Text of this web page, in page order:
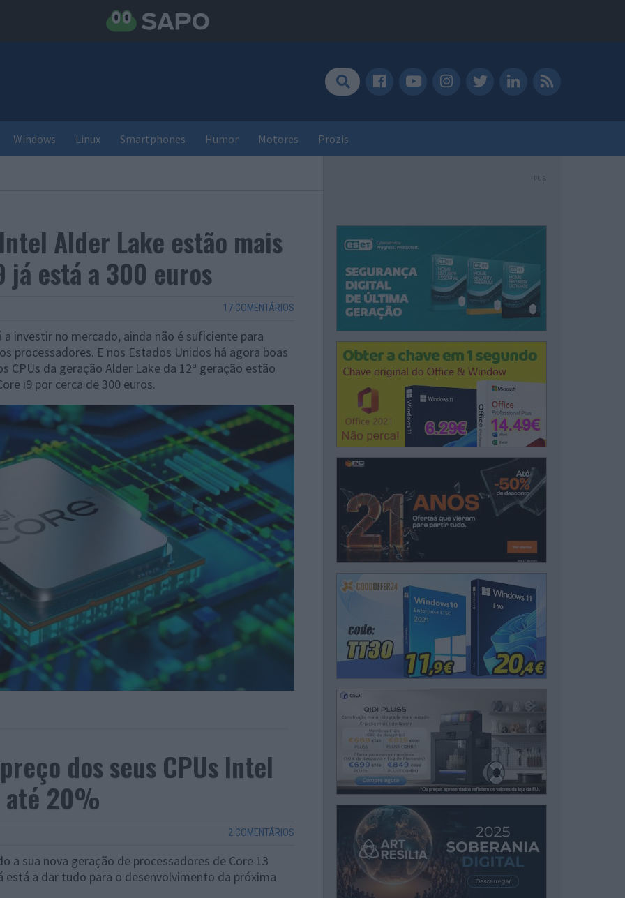
Windows Linux Smartphones Humor Motores Prozis
Alder Lake estão mais
já está a 300 euros
17 COMENTÁRIOS
investir no mercado, ainda não é suficiente para
processadores. E nos Estados Unidos há agora boas
CPUs da geração Alder Lake da 12ª geração estão
i9 por cerca de 300 euros.
dos seus CPUs Intel
até 20%
2 COMENTÁRIOS
a sua nova geração de processadores de Core 13
a dar tudo para o desenvolvimento da próxima
PUB